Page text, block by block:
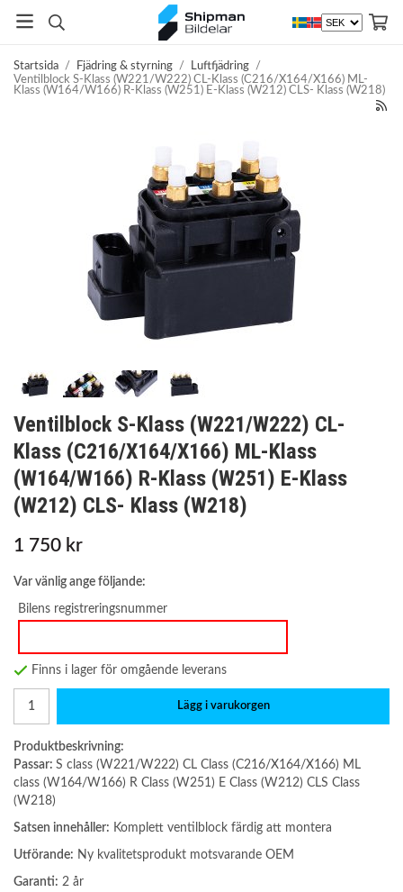
Startsida / Fjädring & styrning / Luftfjädring /
Ventilblock S-Klass (W221/W222) CL-Klass (C216/X164/X166) ML-
Klass (W164/W166) R-Klass (W251) E-Klass (W212) CLS- Klass (W218)
Ventilblock S-Klass (W221/W222) CL-
Klass (C216/X164/X166) ML-Klass
(W164/W166) R-Klass (W251) E-Klass
(W212) CLS- Klass (W218)
1 750 kr
Var vänlig ange följande:
Bilens registreringsnummer
Finns i lager för omgående leverans
Lägg i varukorgen
Produktbeskrivning:
Passar: S class (W221/W222) CL Class (C216/X164/X166) ML
class (W164/W166) R Class (W251) E Class (W212) CLS Class
(W218)
Satsen innehåller: Komplett ventilblock färdig att montera
Utförande: Ny kvalitetsprodukt motsvarande OEM
Garanti: 2 år